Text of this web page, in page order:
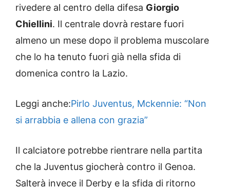
rivedere al centro della difesa Giorgio
Chiellini. Il centrale dovrà restare fuori
almeno un mese dopo il problema muscolare
che lo ha tenuto fuori già nella sfida di
domenica contro la Lazio.
Leggi anche:Pirlo Juventus, Mckennie: “Non
si arrabbia e allena con grazia”
Il calciatore potrebbe rientrare nella partita
che la Juventus giocherà contro il Genoa.
Salterà invece il Derby e la sfida di ritorno